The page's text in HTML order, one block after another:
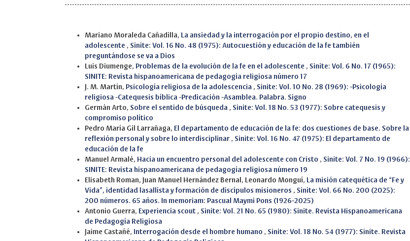
Mariano Moraleda Cañadilla, La ansiedad y la interrogación por el propio destino, en el
adolescente , Sinite: Vol. 16 No. 48 (1975): Autocuestión y educación de la fe también
preguntándose se va a Dios
Luis Diumenge, Problemas de la evolución de la fe en el adolescente , Sinite: Vol. 6 No. 17 (1965):
SINITE: Revista hispanoamericana de pedagogía religiosa número 17
J. M. Martín, Psicología religiosa de la adolescencia , Sinite: Vol. 10 No. 28 (1969): -Psicología
religiosa -Catequesis bíblica -Predicación -Asamblea. Palabra. Signo
Germán Arto, Sobre el sentido de búsqueda , Sinite: Vol. 18 No. 53 (1977): Sobre catequesis y
compromiso político
Pedro María Gil Larrañaga, El departamento de educación de la fe: dos cuestiones de base. Sobre la
reflexión personal y sobre lo interdisciplinar , Sinite: Vol. 16 No. 47 (1975): El departamento de
educación de la fe
Manuel Armalé, Hacia un encuentro personal del adolescente con Cristo , Sinite: Vol. 7 No. 19 (1966):
SINITE: Revista hispanoamericana de pedagogía religiosa número 19
Elisabeth Roman, Juan Manuel Hernández Bernal, Leonardo Monguí, La misión catequética de “Fe y
Vida”, identidad lasallista y formación de discípulos misioneros , Sinite: Vol. 66 No. 200 (2025):
200 números. 65 años. In memoriam: Pascual Maymi Pons (1926-2025)
Antonio Guerra, Experiencia scout , Sinite: Vol. 21 No. 65 (1980): Sinite. Revista Hispanoamericana
de Pedagogía Religiosa
Jaime Castañé, Interrogación desde el hombre humano , Sinite: Vol. 18 No. 54 (1977): Sinite. Revista